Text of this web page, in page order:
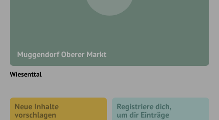
Muggendorf Oberer Markt
Wiesenttal
Neue Inhalte
vorschlagen
Registriere dich,
um dir Einträge